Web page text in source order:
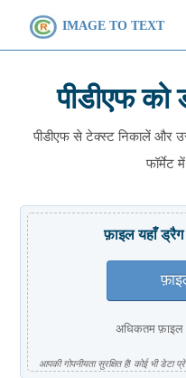
IMAGE TO TEXT
पीडीएफ
पीडीएफ से टेक्स्ट निकालें और
फॉर्मेट
फ़ाइल यहाँ
अधिकतम फ़ाइल
आपकी गोपनीयता सुरक्षित है! कोई भी डेटा